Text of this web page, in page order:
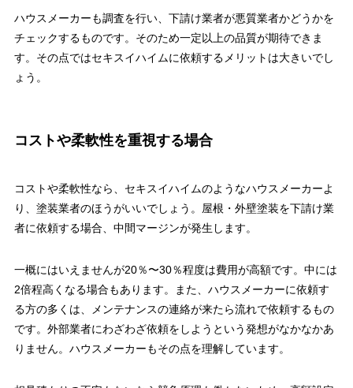
ハウスメーカーも調査を行い、下請け業者が悪質業者かどうかを
チェックするものです。そのため一定以上の品質が期待できま
す。その点ではセキスイハイムに依頼するメリットは大きいでし
ょう。
コストや柔軟性を重視する場合
コストや柔軟性なら、セキスイハイムのようなハウスメーカーよ
り、塗装業者のほうがいいでしょう。屋根・外壁塗装を下請け業
者に依頼する場合、中間マージンが発生します。
一概にはいえませんが20％〜30％程度は費用が高額です。中には
2倍程高くなる場合もあります。また、ハウスメーカーに依頼す
る方の多くは、メンテナンスの連絡が来たら流れで依頼するもの
です。外部業者にわざわざ依頼をしようという発想がなかなかあ
りません。ハウスメーカーもその点を理解しています。